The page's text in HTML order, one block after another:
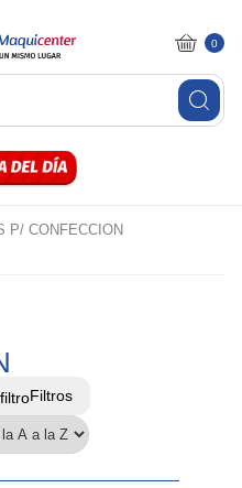
0
P/ CONFECCION
Filtros